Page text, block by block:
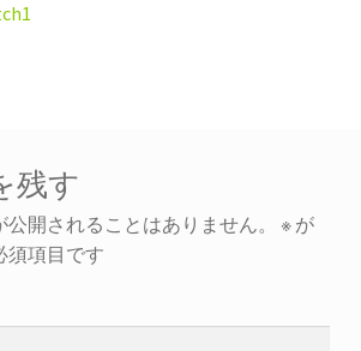
残す
開されることはありません。 ※が
須項目です